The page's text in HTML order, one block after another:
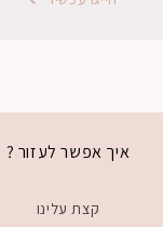
איך אפשר לעזור ?
קצת עלינו